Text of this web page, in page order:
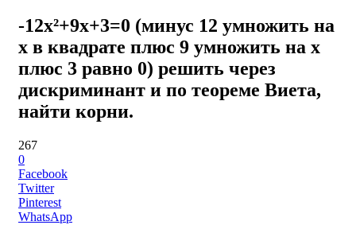
-12x²+9x+3=0 (минус 12 умножить на
x в квадрате плюс 9 умножить на x
плюс 3 равно 0) решить через
дискриминант и по теореме Виета,
найти корни.
267
0
Facebook
Twitter
Pinterest
WhatsApp